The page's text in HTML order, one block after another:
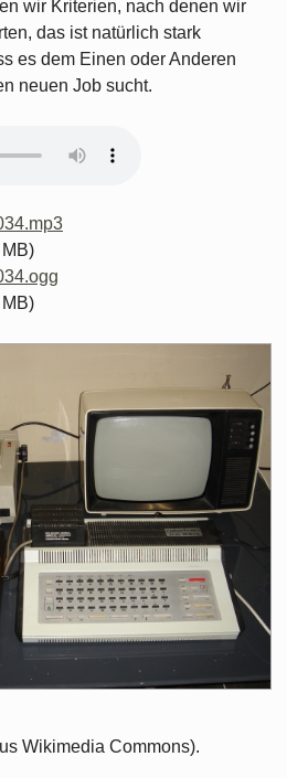
wir Kriterien, nach denen wir
das ist natürlich stark
es dem Einen oder Anderen
neuen Job sucht.
Wikimedia Commons).